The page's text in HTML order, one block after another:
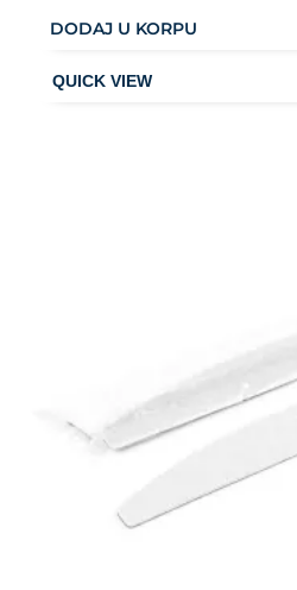
DODAJ U KORPU